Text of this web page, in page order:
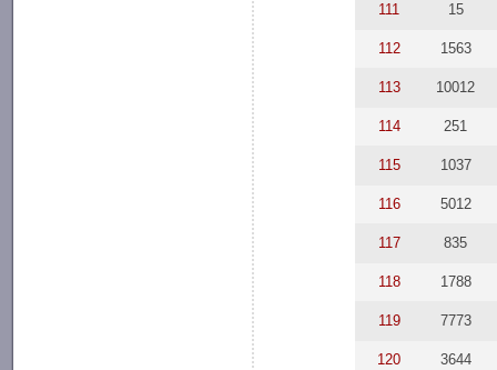
111 15
112 1563
113 10012
114 251
115 1037
116 5012
117 835
118 1788
119 7773
120 3644